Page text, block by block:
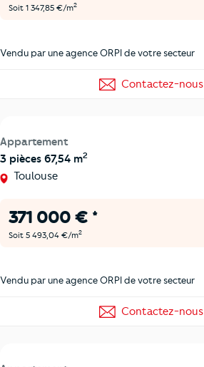
Soit 1 347,85 €/m2
Vendu par une agence ORPI de votre secteur
Contactez-nous
Appartement
3 pièces 67,54 m2
Toulouse
371 000 € *
Soit 5 493,04 €/m2
Vendu par une agence ORPI de votre secteur
Contactez-nous